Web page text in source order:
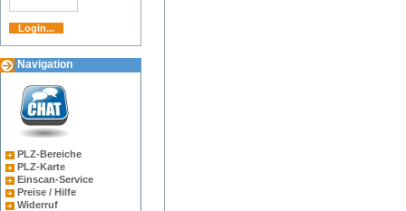
Navigation
PLZ-Bereiche
PLZ-Karte
Einscan-Service
Preise / Hilfe
Widerruf